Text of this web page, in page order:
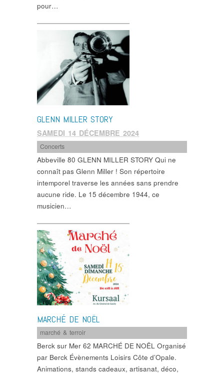
pour…
GLENN MILLER STORY
SAMEDI 14 DÉCEMBRE 2024
Concerts
Abbeville 80 GLENN MILLER STORY Qui ne
connaît pas Glenn Miller ! Son répertoire
intemporel traverse les années sans prendre
aucune ride. Le 15 décembre 1944, ce
musicien…
MARCHÉ DE NOËL
marché & terroir
Berck sur Mer 62 MARCHÉ DE NOËL Organisé
par Berck Évènements Loisirs Côte d’Opale.
Animations, stands cadeaux, artisanat, déco,